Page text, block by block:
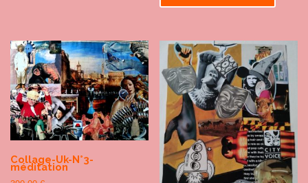
Collage-Uk-N°3-
méditation